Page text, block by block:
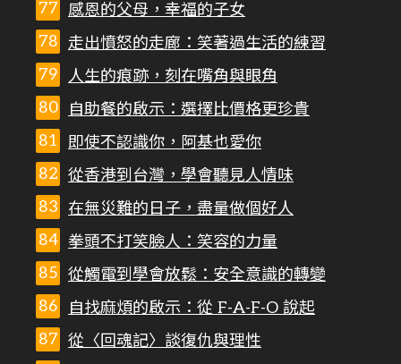
感恩的父母，幸福的子女
走出憤怒的走廊：笑著過生活的練習
人生的痕跡，刻在嘴角與眼角
自助餐的啟示：選擇比價格更珍貴
即使不認識你，阿基也愛你
從香港到台灣，學會聽見人情味
在無災難的日子，盡量做個好人
拳頭不打笑臉人：笑容的力量
從觸電到學會放鬆：安全意識的轉變
自找麻煩的啟示：從 F-A-F-O 說起
從〈回魂記〉談復仇與理性